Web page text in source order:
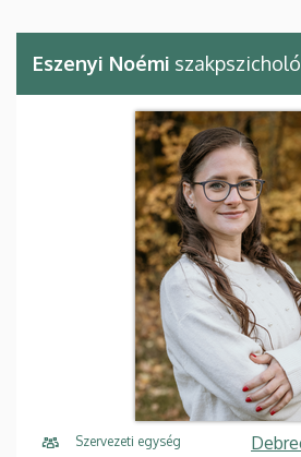
Eszenyi Noémi
Szervezeti egység